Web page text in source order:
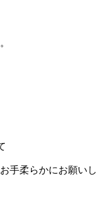
手柔らかにお願いし